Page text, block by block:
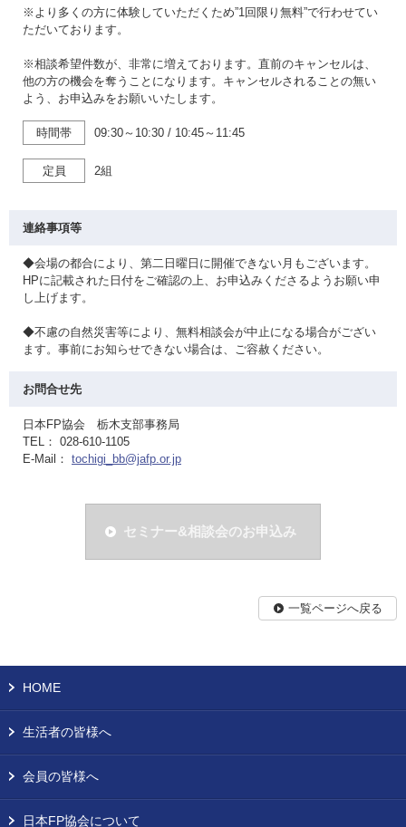
※より多くの方に体験していただくため”1回限り無料”で行わせてい
ただいております。
※相談希望件数が、非常に増えております。直前のキャンセルは、
他の方の機会を奪うことになります。キャンセルされることの無い
よう、お申込みをお願いいたします。
時間帯 09:30～10:30 / 10:45～11:45
定員 2組
連絡事項等
◆会場の都合により、第二日曜日に開催できない月もございます。
HPに記載された日付をご確認の上、お申込みくださるようお願い申
し上げます。
◆不慮の自然災害等により、無料相談会が中止になる場合がござい
ます。事前にお知らせできない場合は、ご容赦ください。
お問合せ先
日本FP協会 栃木支部事務局
TEL： 028-610-1105
E-Mail： tochigi_bb@jafp.or.jp
セミナー&相談会のお申込み
一覧ページへ戻る
HOME
生活者の皆様へ
会員の皆様へ
日本FP協会について